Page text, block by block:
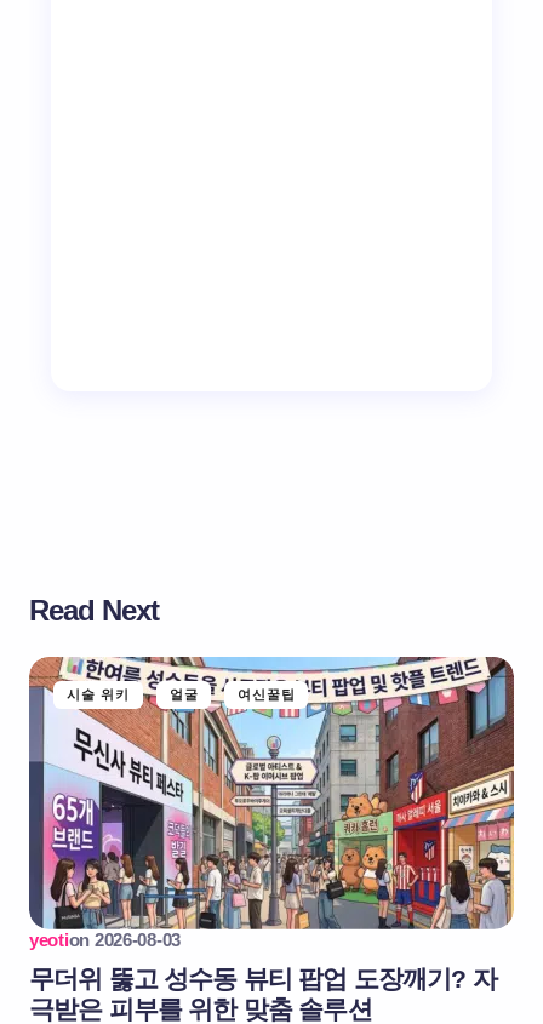
Read Next
시술 위키 얼굴 여신꿀팁
yeotion 2026-08-03
무더위 뚫고 성수동 뷰티 팝업 도장깨기? 자
극받은 피부를 위한 맞춤 솔루션